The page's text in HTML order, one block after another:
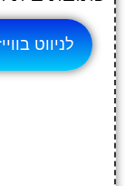
לניווט